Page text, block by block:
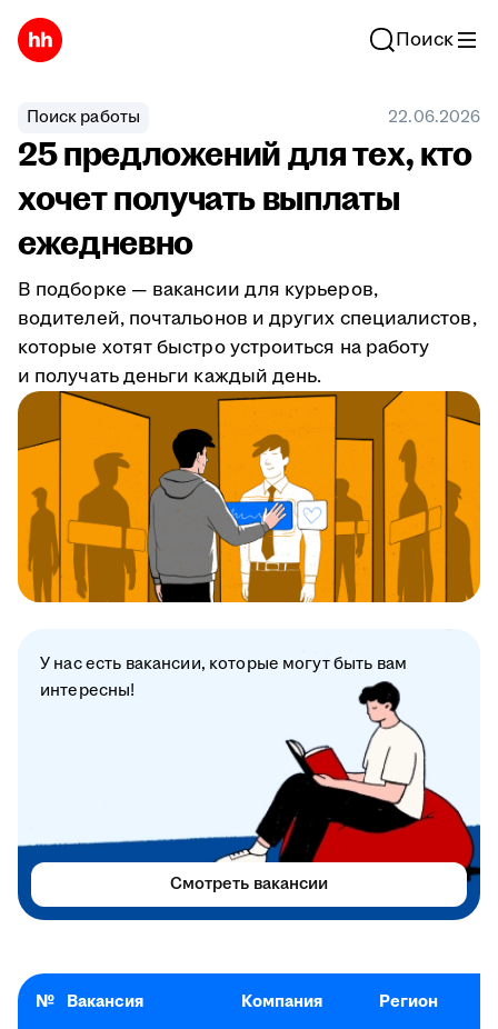
Поиск
Поиск работы 22.06.2026
25 предложений для тех, кто
хочет получать выплаты
ежедневно
В подборке — вакансии для курьеров,
водителей, почтальонов и других специалистов,
которые хотят быстро устроиться на работу
и получать деньги каждый день.
№ Вакансия Компания Регион
У нас есть вакансии, которые могут быть вам
интересны!
Смотреть вакансии